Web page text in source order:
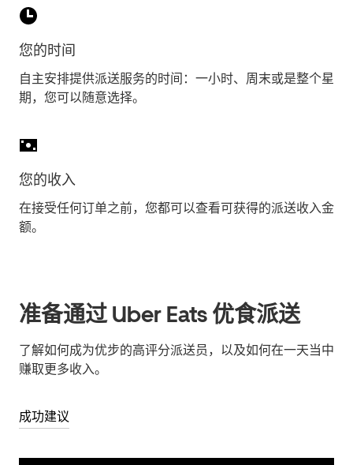
您的时间
自主安排提供派送服务的时间：一小时、周末或是整个星
期，您可以随意选择。
您的收入
在接受任何订单之前，您都可以查看可获得的派送收入金
额。
准备通过 Uber Eats 优食派送
了解如何成为优步的高评分派送员，以及如何在一天当中
赚取更多收入。
成功建议